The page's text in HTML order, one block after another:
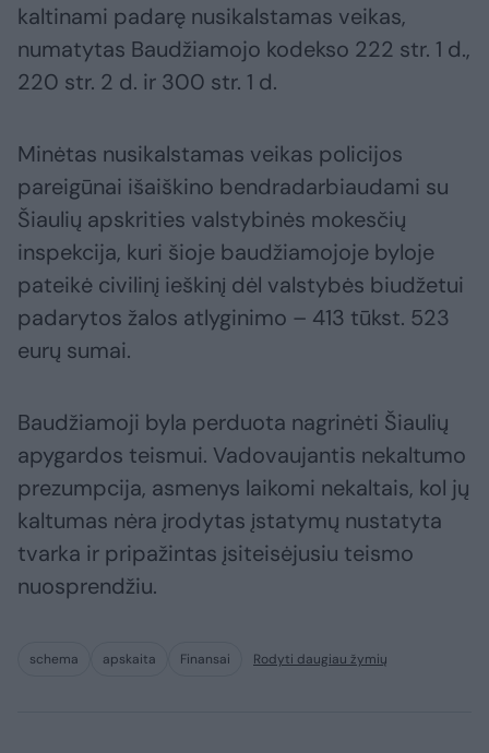
kaltinami padarę nusikalstamas veikas,
numatytas Baudžiamojo kodekso 222 str. 1 d.,
220 str. 2 d. ir 300 str. 1 d.
Minėtas nusikalstamas veikas policijos
pareigūnai išaiškino bendradarbiaudami su
Šiaulių apskrities valstybinės mokesčių
inspekcija, kuri šioje baudžiamojoje byloje
pateikė civilinį ieškinį dėl valstybės biudžetui
padarytos žalos atlyginimo – 413 tūkst. 523
eurų sumai.
Baudžiamoji byla perduota nagrinėti Šiaulių
apygardos teismui. Vadovaujantis nekaltumo
prezumpcija, asmenys laikomi nekaltais, kol jų
kaltumas nėra įrodytas įstatymų nustatyta
tvarka ir pripažintas įsiteisėjusiu teismo
nuosprendžiu.
schema apskaita Finansai Rodyti daugiau žymių